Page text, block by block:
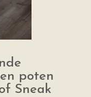
poten
Sneak